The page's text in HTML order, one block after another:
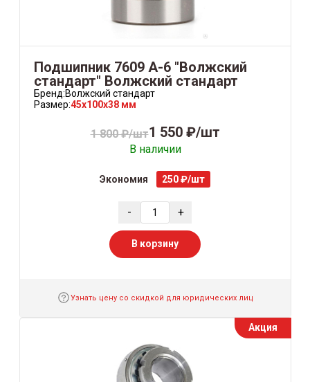
Подшипник 7609 А-6 "Волжский
стандарт" Волжский стандарт
Бренд:Волжский стандарт
Размер:45x100x38 мм
1 800 ₽/шт1 550 ₽/шт
В наличии
Экономия 250 ₽/шт
- +
В корзину
Узнать цену со скидкой для юридических лиц
Акция